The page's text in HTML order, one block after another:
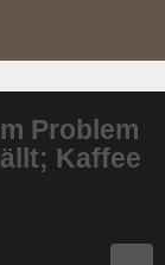
Problem
Kaffee